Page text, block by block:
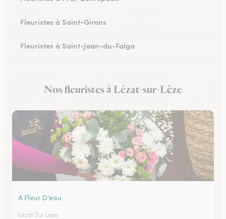
Fleuristes à Saint-Girons
Fleuristes à Saint-Jean-du-Falga
Nos fleuristes à Lézat-sur-Lèze
A Fleur D’eau
Lezat Sur Leze